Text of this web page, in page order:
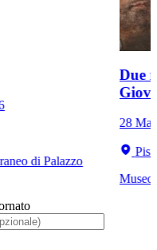
di Palazzo
Due
28
Museo